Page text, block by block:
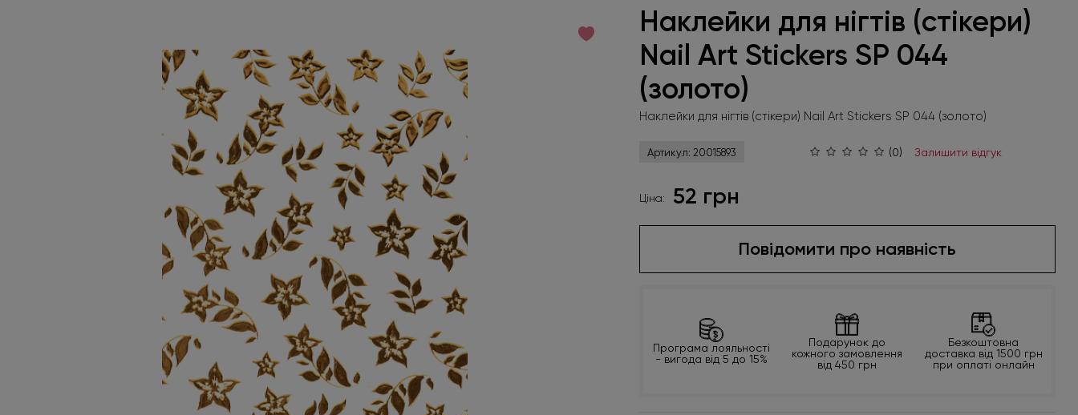
Наклейки для нігтів (стікери)
Nail Art Stickers SP 044
(золото)
Наклейки для нігтів (стікери) Nail Art Stickers SP 044 (золото)
Артикул: 20015893 (0) Залишити відгук
Ціна: 52 грн
Повідомити про наявність
Програма лояльності
- вигода від 5 до 15%
Подарунок до
кожного замовлення
від 450 грн
Безкоштовна
доставка від 1500 грн
при оплаті онлайн